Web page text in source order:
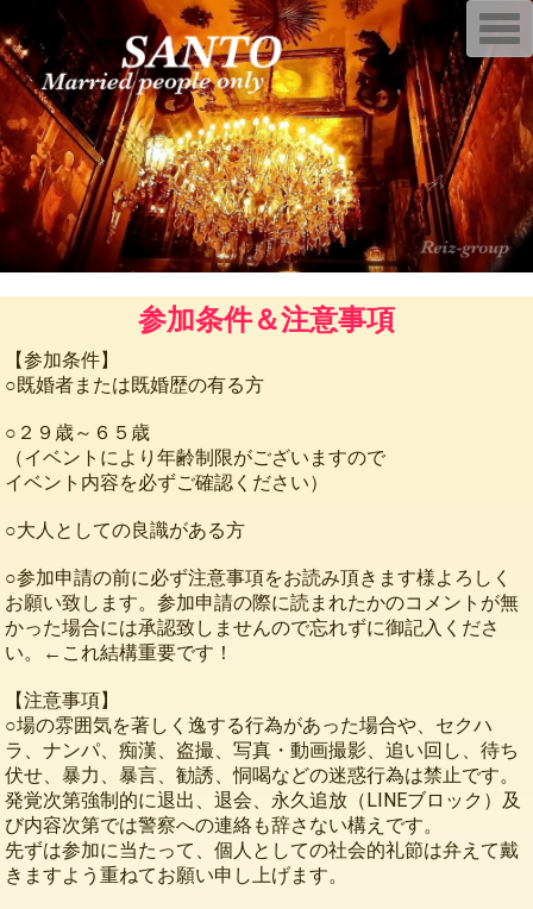
参加条件＆注意事項
【参加条件】
○既婚者または既婚歴の有る方
○２９歳～６５歳
（イベントにより年齢制限がございますので
イベント内容を必ずご確認ください）
○大人としての良識がある方
○参加申請の前に必ず注意事項をお読み頂きます様よろしく
お願い致します。参加申請の際に読まれたかのコメントが無
かった場合には承認致しませんので忘れずに御記入くださ
い。←これ結構重要です！
【注意事項】
○場の雰囲気を著しく逸する行為があった場合や、セクハ
ラ、ナンパ、痴漢、盗撮、写真・動画撮影、追い回し、待ち
伏せ、暴力、暴言、勧誘、恫喝などの迷惑行為は禁止です。
発覚次第強制的に退出、退会、永久追放（LINEブロック）及
び内容次第では警察への連絡も辞さない構えです。
先ずは参加に当たって、個人としての社会的礼節は弁えて戴
きますよう重ねてお願い申し上げます。
T
o
g
g
l
e
n
a
i
o